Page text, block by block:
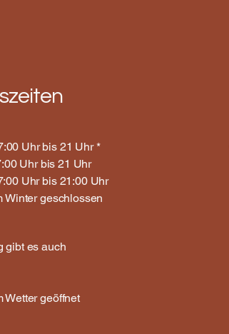
Uhr bis 21 Uhr *
Uhr bis 21 Uhr
Uhr bis 21:00 Uhr
geschlossen
gibt es auch
Wetter geöffnet